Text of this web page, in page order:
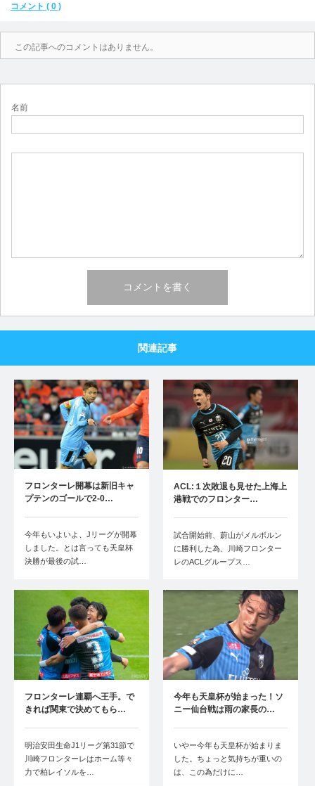
コメント ( 0 )
この記事へのコメントはありません。
名前
関連記事
フロンターレ開幕は新旧キャ
プテンのゴールで2-0…
今年もいよいよ、Jリーグが開幕
しました。とは言っても天皇杯
決勝が最後の試…
ACL:１次敗退も見せた上海上
港戦でのフロンター…
試合開始前、蔚山がメルボルン
に勝利した為、川崎フロンター
レのACLグループス…
フロンターレ連覇へ王手。で
きれば関東で決めてもら…
明治安田生命J1リーグ第31節で
川崎フロンターレはホーム等々
力で柏レイソルを…
今年も天皇杯が始まった！ソ
ニー仙台戦は雨の家長の…
いやー今年も天皇杯が始まりま
した。ちょっと気持ちが重いの
は、この為だけに…